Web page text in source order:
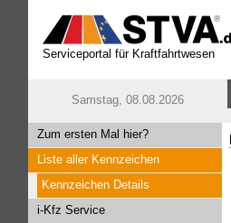
Serviceportal für Kraftfahrtwesen
Samstag, 08.08.2026
Zum ersten Mal hier?
Liste aller Kennzeichen
Kennzeichen Details
i-Kfz Service